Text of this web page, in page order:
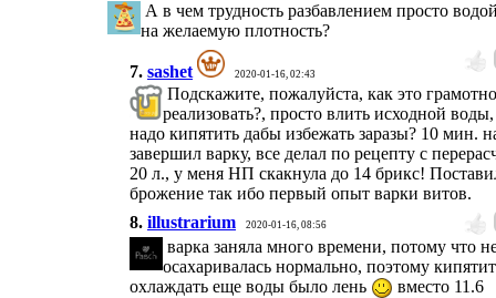
А в чем трудность разбавлением просто
на желаемую плотность?
7. sashet 2020-01-16, 02:43
Подскажите, пожалуйста, как это грамотно
реализовать?, просто влить исходной
надо кипятить дабы избежать заразы? 10 мин.
завершил варку, все делал по рецепту с
20 л., у меня НП скакнула до 14 брикс!
брожение так ибо первый опыт варки витов.
8. illustrarium 2020-01-16, 08:56
варка заняла много времени, потому что
осахаривалась нормально, поэтому
охлаждать еще воды было лень
вместо 11.6